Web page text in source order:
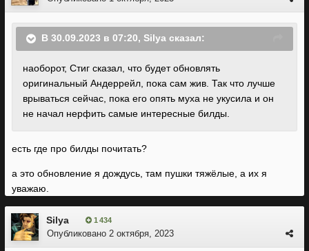
В 30.09.2023 в 07:20, Silya сказал:
наоборот, Стиг сказал, что будет обновлять
оригинальный Андеррейл, пока сам жив. Так что лучше
врываться сейчас, пока его опять муха не укусила и он
не начал нерфить самые интересные билды.
есть где про билды почитать?
а это обновление я дождусь, там пушки тяжёлые, а их я
уважаю.
Silya 1 434
Опубликовано 2 октября, 2023